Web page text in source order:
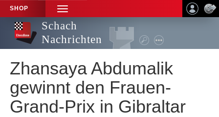
SHOP
TOGGLE
NAVIGATION
Schach
Nachrichten
Zhansaya Abdumalik
gewinnt den Frauen-
Grand-Prix in Gibraltar